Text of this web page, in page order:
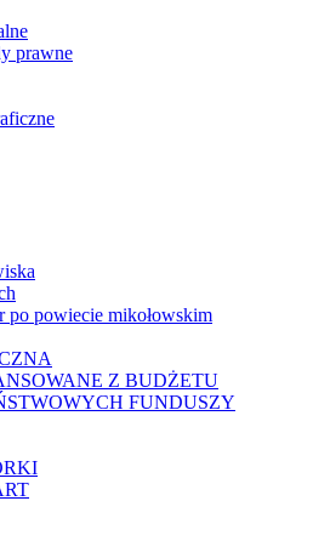
prawne
po powiecie mikołowskim
Z BUDŻETU
FUNDUSZY